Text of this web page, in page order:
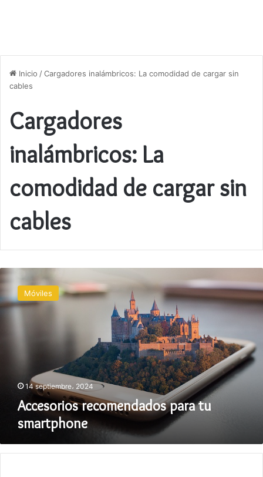
Inicio /Cargadores inalámbricos: La comodidad de cargar sin
cables
Cargadores
inalámbricos: La
comodidad de cargar sin
cables
recomendados
para
tu
Móviles
14 septiembre، 2024
Accesorios recomendados para tu
smartphone